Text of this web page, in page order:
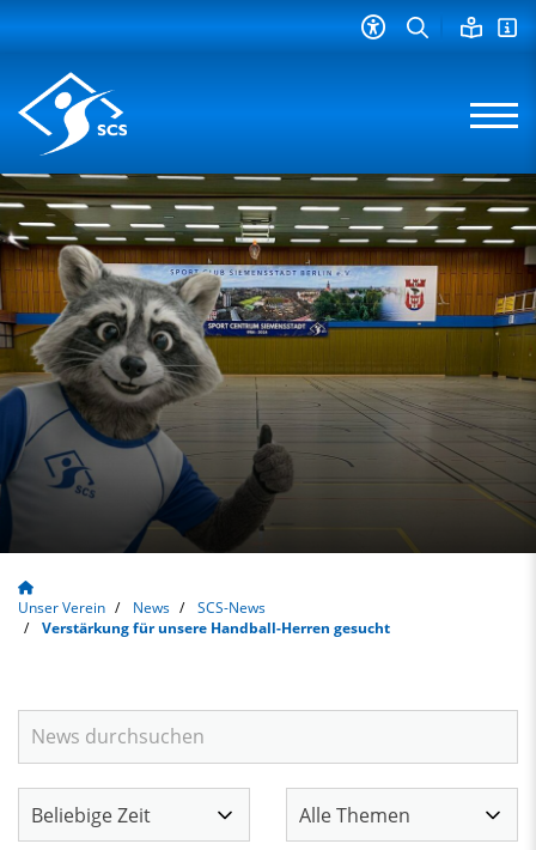
Unser Verein News
SCS-News
Verstärkung für unsere Handball-Herren gesucht